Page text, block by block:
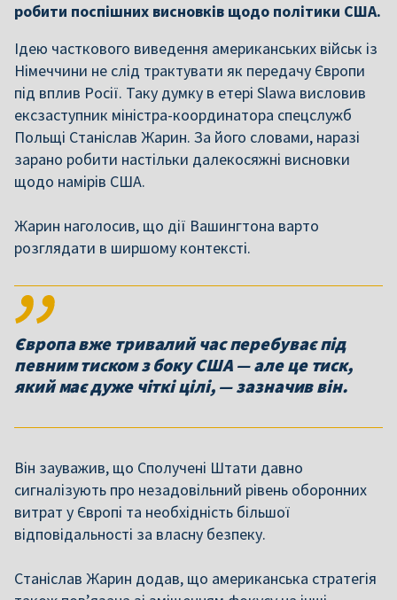
робити поспішних висновків щодо політики США.
Ідею часткового виведення американських військ із
Німеччини не слід трактувати як передачу Європи
під вплив Росії. Таку думку в етері Slawa висловив
ексзаступник міністра-координатора спецслужб
Польщі Станіслав Жарин. За його словами, наразі
зарано робити настільки далекосяжні висновки
щодо намірів США.
Жарин наголосив, що дії Вашингтона варто
розглядати в ширшому контексті.
Європа вже тривалий час перебуває під
певним тиском з боку США — але це тиск,
який має дуже чіткі цілі, — зазначив він.
Він зауважив, що Сполучені Штати давно
сигналізують про незадовільний рівень оборонних
витрат у Європі та необхідність більшої
відповідальності за власну безпеку.
Станіслав Жарин додав, що американська стратегія